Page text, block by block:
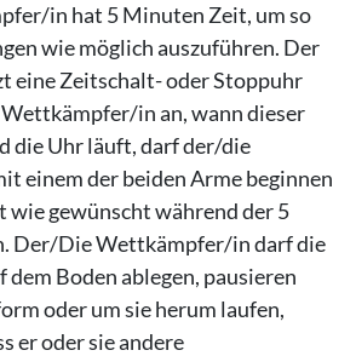
in hat 5 Minuten Zeit, um so
wie möglich auszuführen. Der
eine Zeitschalt- oder Stoppuhr
in an, wann dieser
die Uhr läuft, darf der/die
einem der beiden Arme beginnen
wie gewünscht während der 5
Der/Die Wettkämpfer/in darf die
Boden ablegen, pausieren
oder um sie herum laufen,
er oder sie andere